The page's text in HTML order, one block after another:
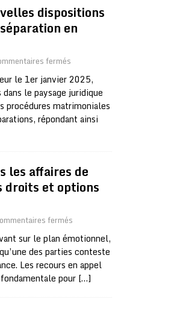
dispositions
en
fermés
le 1er janvier 2025,
le paysage juridique
procédures matrimoniales
répondant ainsi
les affaires de
droits et options
fermés
sur le plan émotionnel,
des parties conteste
Les recours en appel
pour […]